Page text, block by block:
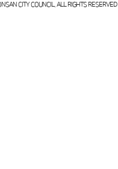
CITY COUNCIL. ALL RIGHTS RESERVED